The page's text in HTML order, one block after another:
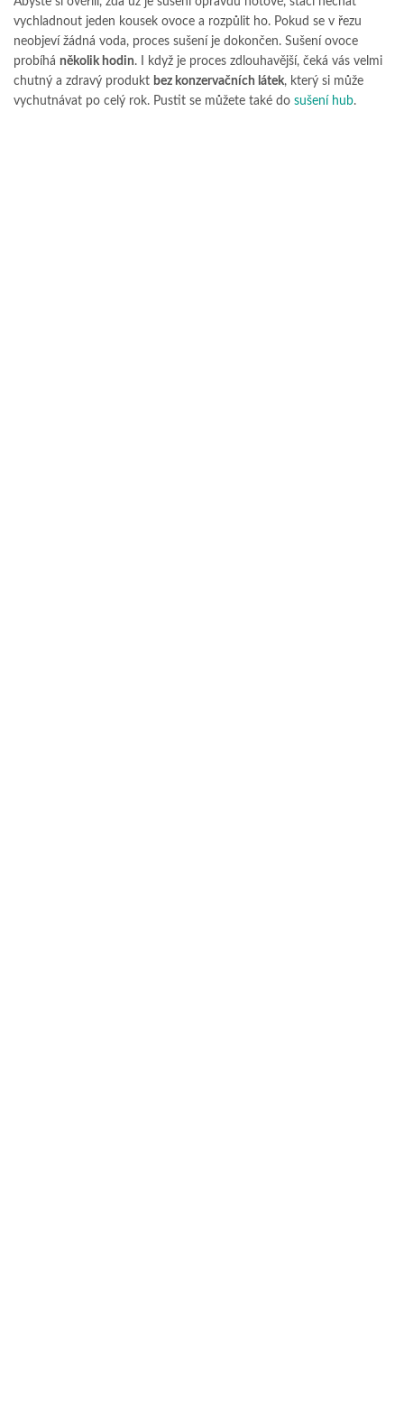
vychladnout jeden kousek ovoce a rozpůlit ho. Pokud se v řezu
neobjeví žádná voda, proces sušení je dokončen. Sušení ovoce
probíhá několik hodin. I když je proces zdlouhavější, čeká vás velmi
chutný a zdravý produkt bez konzervačních látek, který si může
vychutnávat po celý rok. Pustit se můžete také do sušení hub.